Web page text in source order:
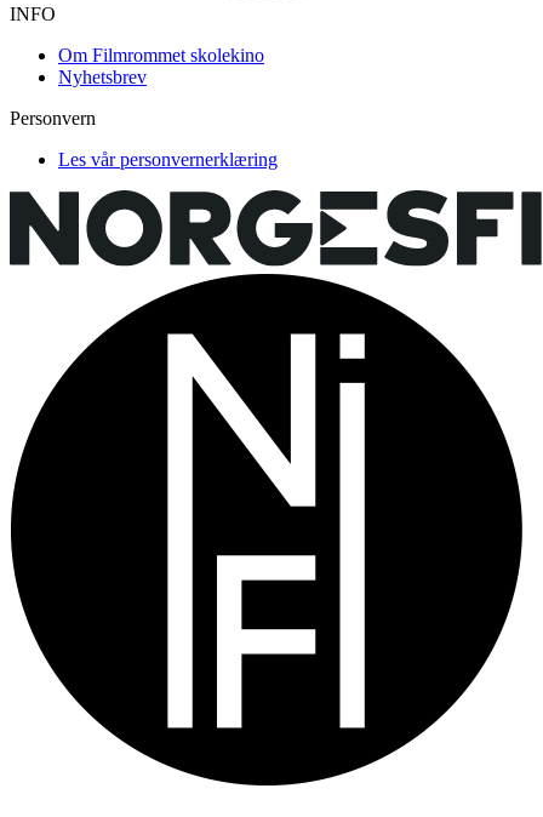
INFO
Om Filmrommet skolekino
Nyhetsbrev
Personvern
Les vår personvernerklæring